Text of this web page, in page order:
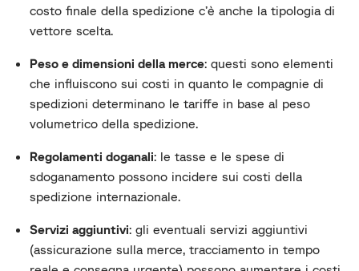
costo finale della spedizione c’è anche la tipologia di
vettore scelta.
Peso e dimensioni della merce: questi sono elementi
che influiscono sui costi in quanto le compagnie di
spedizioni determinano le tariffe in base al peso
volumetrico della spedizione.
Regolamenti doganali: le tasse e le spese di
sdoganamento possono incidere sui costi della
spedizione internazionale.
Servizi aggiuntivi: gli eventuali servizi aggiuntivi
(assicurazione sulla merce, tracciamento in tempo